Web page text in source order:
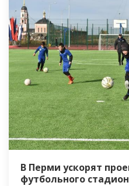
В Перми ускорят
футбольного